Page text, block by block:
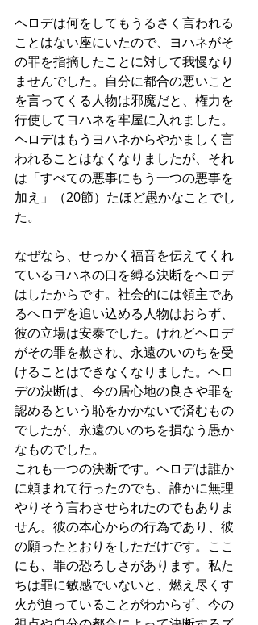
ヘロデは何をしてもうるさく言われる
ことはない座にいたので、ヨハネがそ
の罪を指摘したことに対して我慢なり
ませんでした。自分に都合の悪いこと
を言ってくる人物は邪魔だと、権力を
行使してヨハネを牢屋に入れました。
ヘロデはもうヨハネからやかましく言
われることはなくなりましたが、それ
は「すべての悪事にもう一つの悪事を
加え」（20節）たほど愚かなことでし
た。
なぜなら、せっかく福音を伝えてくれ
ているヨハネの口を縛る決断をヘロデ
はしたからです。社会的には領主であ
るヘロデを追い込める人物はおらず、
彼の立場は安泰でした。けれどヘロデ
がその罪を赦され、永遠のいのちを受
けることはできなくなりました。ヘロ
デの決断は、今の居心地の良さや罪を
認めるという恥をかかないで済むもの
でしたが、永遠のいのちを損なう愚か
なものでした。
これも一つの決断です。ヘロデは誰か
に頼まれて行ったのでも、誰かに無理
やりそう言わさせられたのでもありま
せん。彼の本心からの行為であり、彼
の願ったとおりをしただけです。ここ
にも、罪の恐ろしさがあります。私た
ちは罪に敏感でいないと、燃え尽くす
火が迫っていることがわからず、今の